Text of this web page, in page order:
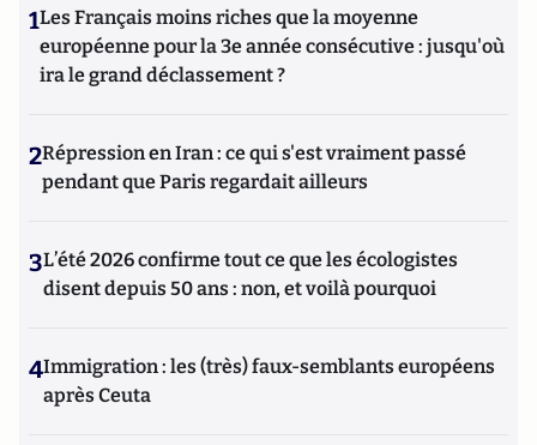
1Les Français moins riches que la moyenne
européenne pour la 3e année consécutive : jusqu'où
ira le grand déclassement ?
2Répression en Iran : ce qui s'est vraiment passé
pendant que Paris regardait ailleurs
3L’été 2026 confirme tout ce que les écologistes
disent depuis 50 ans : non, et voilà pourquoi
4Immigration : les (très) faux-semblants européens
après Ceuta